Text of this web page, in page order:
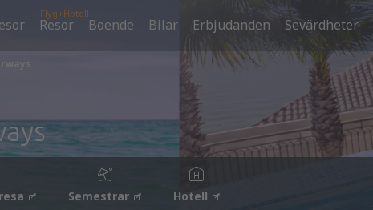
Flyg+Hotell
Resor Boende Bilar Erbjudanden Sevärdheter
Semestrar Hotell